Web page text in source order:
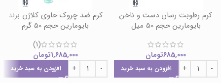
کرم رطوبت رسان دست و ناخن
بایومارین حجم 50 میل
685,000تومان
افزودن به سبد خرید
کرم ضد چروک حاوی کلاژن برند
بایومارین حجم 50 گرم
(1)
1,685,000تومان
افزودن به سبد خرید